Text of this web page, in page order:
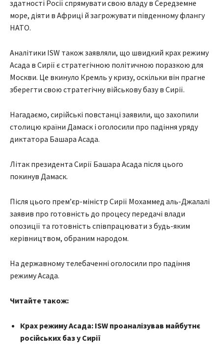
здатності Росії спрямувати свою владу в Середземне
море, діяти в Африці й загрожувати південному флангу
НАТО.
Аналітики ISW також заявляли, що швидкий крах режиму
Асада в Сирії є стратегічною політичною поразкою для
Москви. Це вкинуло Кремль у кризу, оскільки він прагне
зберегти свою стратегічну військову базу в Сирії.
Нагадаємо, сирійські повстанці заявили, що захопили
столицю країни Дамаск і оголосили про падіння уряду
диктатора Башара Асада.
Літак президента Сирії Башара Асада після цього
покинув Дамаск.
Після цього прем’єр-міністр Сирії Мохаммед аль-Джалалі
заявив про готовність до процесу передачі влади
опозиції та готовність співпрацювати з будь-яким
керівництвом, обраним народом.
На державному телебаченні оголосили про падіння
режиму Асада.
Читайте також:
Крах режиму Асада: ISW проаналізував майбутнє
російських баз у Сирії